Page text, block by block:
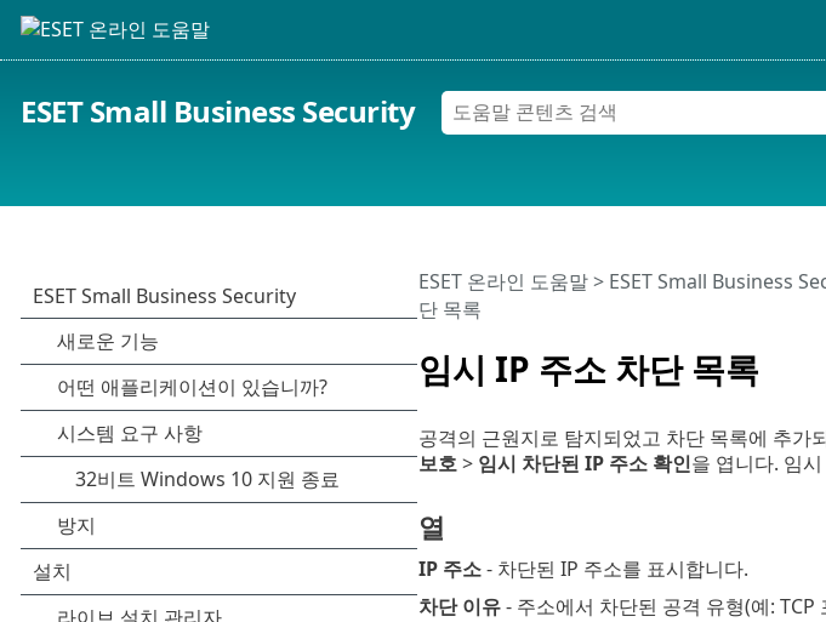
ESET Small Business Security
임시 IP 주소 차단 목록
ESET 온라인 도움말> ESET Small Business
단 목록
공격의 근원지로 탐지되었고 차단 목록에 추가
보호> 임시 차단된 IP 주소 확인을 엽니다. 임
열
IP 주소- 차단된 IP 주소를 표시합니다.
차단 이유- 주소에서 차단된 공격 유형(예: TCP